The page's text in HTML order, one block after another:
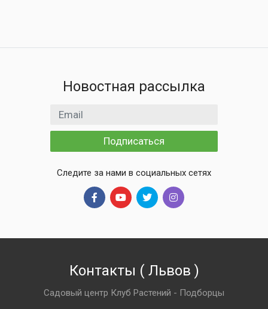
Новостная рассылка
Email адрес
Подписаться
Следите за нами в социальных сетях
Контакты ( Львов )
Садовый центр Клуб Растений - Подборцы